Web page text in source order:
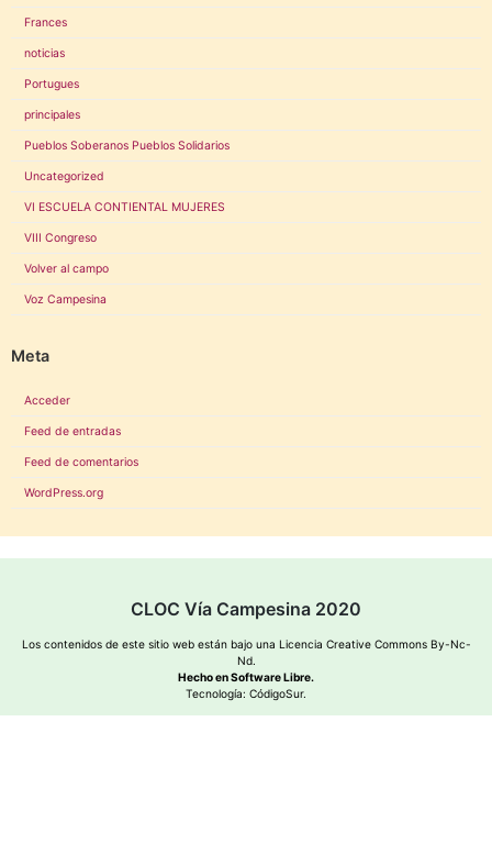
Frances
noticias
Portugues
principales
Pueblos Soberanos Pueblos Solidarios
Uncategorized
VI ESCUELA CONTIENTAL MUJERES
VIII Congreso
Volver al campo
Voz Campesina
Meta
Acceder
Feed de entradas
Feed de comentarios
WordPress.org
CLOC Vía Campesina 2020
Los contenidos de este sitio web están bajo una Licencia Creative Commons By-Nc-
Nd.
Hecho en Software Libre.
Tecnología: CódigoSur.